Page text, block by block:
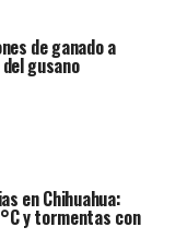
de ganado a
gusano
en Chihuahua:
y tormentas con